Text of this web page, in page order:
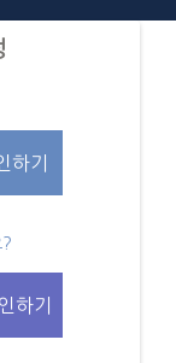
하기
하기